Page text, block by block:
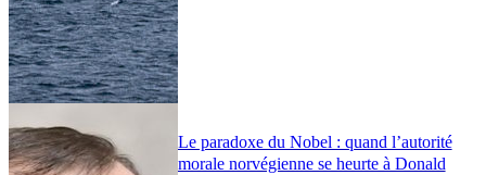
Le paradoxe du Nobel : quand l’autorité
morale norvégienne se heurte à Donald